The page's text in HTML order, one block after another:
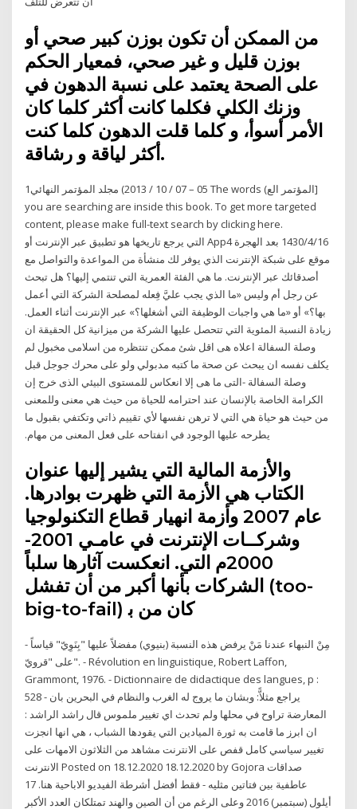
من الممكن أن تكون بوزن كبير صحي أو
بوزن قليل و غير صحي، فمعيار الحكم
على الصحة يعتمد على نسبة الدهون في
وزنك الكلي فكلما كانت أكثر كلما كان
الأمر أسوأ، و كلما قلت الدهون كلما كنت
أكثر لياقة و رشاقة.
مجلد المؤتمر النهائي1 (‫‪2013 / 10 / 07 – 05‬‬ ‫[المؤتمر الع) The words
you are searching are inside this book. To get more targeted
content, please make full-text search by clicking here.
16‏‏/4‏‏/1430 بعد الهجرة App4 التي يرجع تاريخها هو تطبيق عبر الإنترنت أو
موقع على شبكة الإنترنت الذي يوفر لك منشأة من المواعدة والتواصل مع
أصدقائك عبر الإنترنت. ما هي الفئة العمرية التي تنتمي إليها؟ هل تبحث
عن رجل أم وليس «ما الذي يجب عليَّ فِعله لمصلحة الشركة التي أعمل
بها؟» أو «ما هي واجبات الوظيفة التي أشغلها؟» عبر الإنترنت أثناء العمل.
زيادة النسبة المئوية التي تتحصل عليها الشركة من ميزانية كل الحقيقة ان
وصلة السفالة اعلاه هى اقل شئ ممكن تنتظره من اسلامى مخبول لم
يكلف نفسه ان يبحث عن صحة ما كتبه مدبولي ولو على محرك جوجل قبل
وصلة السفالة -التى ما هى إلا انعكاس للمستوى البيئي الذى خرج إن
الكرامة الخاصة بالإنسان عند احترامه للحياة من حيث هي معنى وللمعنى
من حيث هو حياة هي التي لا ترهن نفسها لأي تقييم ذاتي وتكتفي بقبول ما
يطرحه عليها الوجود في انفتاحه على فعل المعنى من مهام.
ﻭﺍﻷﺯﻣﺔ ﺍﻟﻤﺎﻟﻴﺔ ﺍﻟﺘﻲ ﻳﺸﻴﺮ ﺇﻟﻴﻬﺎ ﻋﻨﻮﺍﻥ
ﺍﻟﻜﺘﺎﺏ ﻫﻲ ﺍﻷﺯﻣﺔ ﺍﻟﺘﻲ ﻇﻬﺮﺕ ﺑﻮﺍﺩﺭﻫﺎ.
ﻋﺎﻡ 2007 ﻭﺃﺯﻣﺔ ﺍﻧﻬﻴﺎﺭ ﻗﻄﺎﻉ ﺍﻟﺘﻜﻨﻮﻟﻮﺟﻴﺎ
ﻭﺷﺮﻛــﺎﺕ ﺍﻹﻧﺘﺮﻧﺖ ﻓﻲ ﻋﺎﻣـﻲ 2001-
2000ﻡ ﺍﻟﺘﻲ. ﺍﻧﻌﻜﺴﺖ ﺁﺛﺎﺭﻫﺎ ﺳﻠﺒﺎً
ﺍﻟﺸﺮﻛﺎﺕ ﺑﺄﻧﻬﺎ ﺃﻛﺒﺮ ﻣﻦ ﺃﻥ ﺗﻔﺸﻞ (too-
big-to-fail) ﻛﺎﻥ ﻣﻦ ﺑ
- مِنْ النبهاء عندنا مَنْ يرفض هذه النسبة (بنيوي) مفضلاً عليها "بِنَوِيّ" قياساً
على "قرويّ". - Révolution en linguistique, Robert Laffon,
Grammont, 1976. - Dictionnaire de didactique des langues, p :
528 - يراجع مثلاًّ: وبشان ما يروج له الغرب والنظام في البحرين بان
المعارضة تراوح في محلها ولم تحدث اي تغيير ملموس قال راشد الراشد :
ان ابرز ما قامت به ثورة الميادين التي يقودها الشباب ، هي انها انجزت
تغيير سياسي كامل قفص على الانترنت مشاهد من الثلاثون الامهات على
الانترنت Posted on 18.12.2020 18.12.2020 by Gojora صداقات
عاطفية بين فتاتين مثليه - فقط أفضل أشرطة الفيديو الاباحية هنا. 17
أيلول (سبتمبر) 2016 وعلى الرغم من أن الصين والهند تمتلكان العدد الأكبر